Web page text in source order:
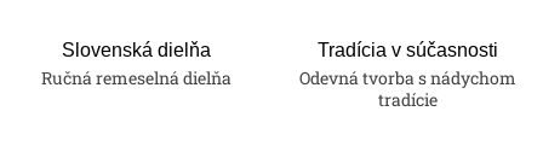
Slovenská dielňa
Ručná remeselná dielňa
Tradícia v súčasnosti
Odevná tvorba s nádychom
tradície